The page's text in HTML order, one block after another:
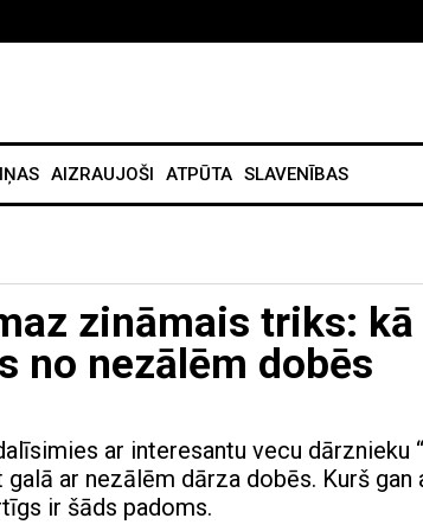
AIZRAUJOŠI ATPŪTA SLAVENĪBAS
zināmais triks: kā
no nezālēm dobēs
ar interesantu vecu dārznieku
ar nezālēm dārza dobēs. Kurš gan
ir šāds padoms.